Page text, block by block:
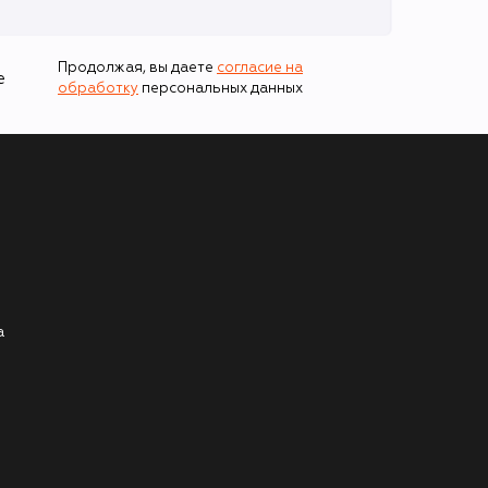
Продолжая, вы даете согласие на
обработку персональных данных